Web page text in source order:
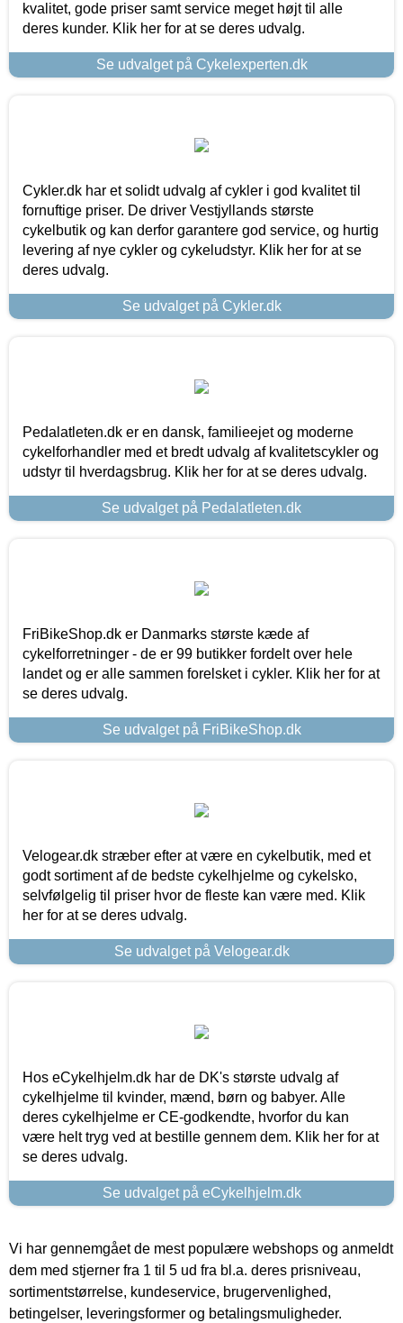
kvalitet, gode priser samt service meget højt til alle
deres kunder. Klik her for at se deres udvalg.
Se udvalget på Cykelexperten.dk
Cykler.dk har et solidt udvalg af cykler i god kvalitet til
fornuftige priser. De driver Vestjyllands største
cykelbutik og kan derfor garantere god service, og hurtig
levering af nye cykler og cykeludstyr. Klik her for at se
deres udvalg.
Se udvalget på Cykler.dk
Pedalatleten.dk er en dansk, familieejet og moderne
cykelforhandler med et bredt udvalg af kvalitetscykler og
udstyr til hverdagsbrug. Klik her for at se deres udvalg.
Se udvalget på Pedalatleten.dk
FriBikeShop.dk er Danmarks største kæde af
cykelforretninger - de er 99 butikker fordelt over hele
landet og er alle sammen forelsket i cykler. Klik her for at
se deres udvalg.
Se udvalget på FriBikeShop.dk
Velogear.dk stræber efter at være en cykelbutik, med et
godt sortiment af de bedste cykelhjelme og cykelsko,
selvfølgelig til priser hvor de fleste kan være med. Klik
her for at se deres udvalg.
Se udvalget på Velogear.dk
Hos eCykelhjelm.dk har de DK's største udvalg af
cykelhjelme til kvinder, mænd, børn og babyer. Alle
deres cykelhjelme er CE-godkendte, hvorfor du kan
være helt tryg ved at bestille gennem dem. Klik her for at
se deres udvalg.
Se udvalget på eCykelhjelm.dk
Vi har gennemgået de mest populære webshops og anmeldt
dem med stjerner fra 1 til 5 ud fra bl.a. deres prisniveau,
sortimentstørrelse, kundeservice, brugervenlighed,
betingelser, leveringsformer og betalingsmuligheder.